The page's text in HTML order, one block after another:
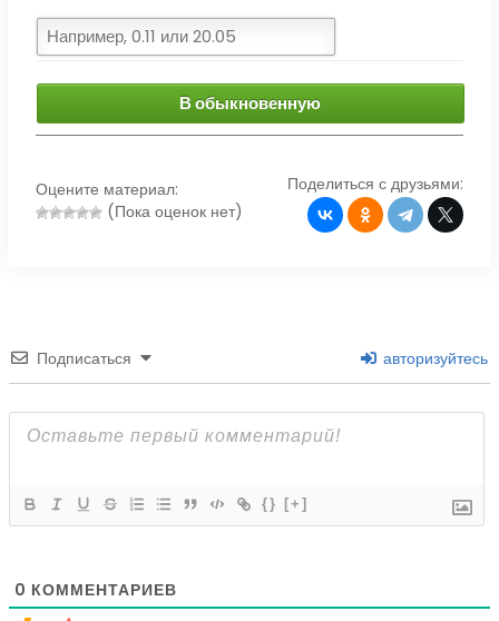
В обыкновенную
Оцените материал:
(Пока оценок нет)
Поделиться с друзьями:
Подписаться авторизуйтесь
{} [+]
0 КОММЕНТАРИЕВ